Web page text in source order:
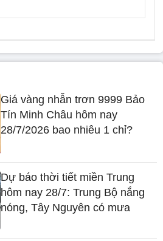
Giá vàng nhẫn trơn 9999 Bảo
Tín Minh Châu hôm nay
28/7/2026 bao nhiêu 1 chỉ?
Dự báo thời tiết miền Trung
hôm nay 28/7: Trung Bộ nắng
nóng, Tây Nguyên có mưa